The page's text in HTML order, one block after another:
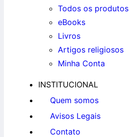
Todos os produtos
eBooks
Livros
Artigos religiosos
Minha Conta
INSTITUCIONAL
Quem somos
Avisos Legais
Contato